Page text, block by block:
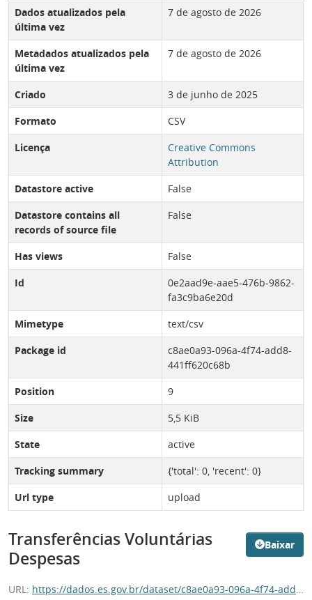
Baixar
Transferências Voluntárias
Despesas
URL: https://dados.es.gov.br/dataset/c8ae0a93-096a-4f74-add8-441ff620c68b/resource/0e2aad9e-aae5-476b-9862-fa3c9ba6e20d/download/transferenciasvoluntariasdespesas.csv
Dados atualizados pela
última vez
7 de agosto de 2026
Metadados atualizados pela
última vez
7 de agosto de 2026
Criado
3 de junho de 2025
Formato
CSV
Licença
Creative Commons
Attribution
Datastore active
False
Datastore contains all
records of source file
False
Has views
False
Id
0e2aad9e-aae5-476b-9862-
fa3c9ba6e20d
Mimetype
text/csv
Package id
c8ae0a93-096a-4f74-add8-
441ff620c68b
Position
9
Size
5,5 KiB
State
active
Tracking summary
{'total': 0, 'recent': 0}
Url type
upload